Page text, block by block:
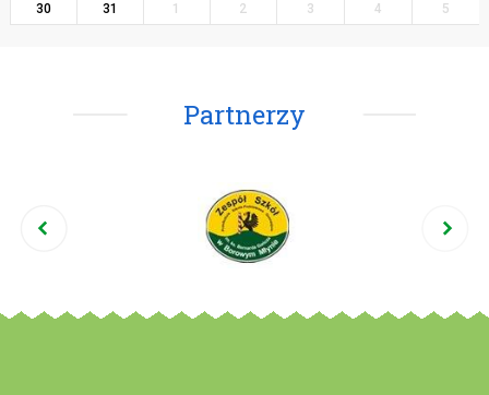
30
31 1 2 3 4 5
Partnerzy